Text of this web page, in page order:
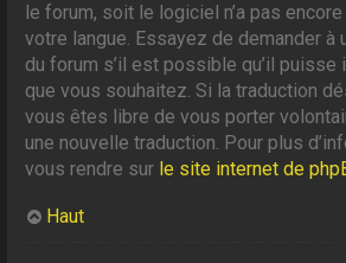
le forum, soit le logiciel n’a pas
votre langue. Essayez de demander à
du forum s’il est possible qu’il puisse
que vous souhaitez. Si la traduction
vous êtes libre de vous porter
une nouvelle traduction. Pour plus
vous rendre sur le site internet de
Haut